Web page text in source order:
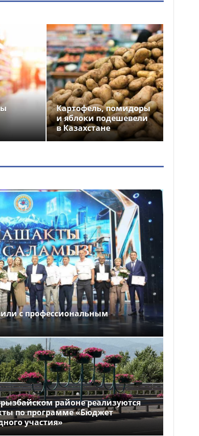
Картофель, помидоры
и яблоки подешевели
в Казахстане
с профессиональным
районе реализуются
по программе «Бюджет
участия»